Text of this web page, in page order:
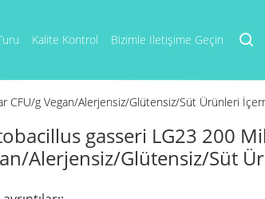
Kalite Kontrol Bizimle Iletişime Geçin
CFU/g Vegan/Alerjensiz/Glütensiz/Süt Ürünleri
gasseri LG23 200
Alerjensiz/Glütensiz/Süt